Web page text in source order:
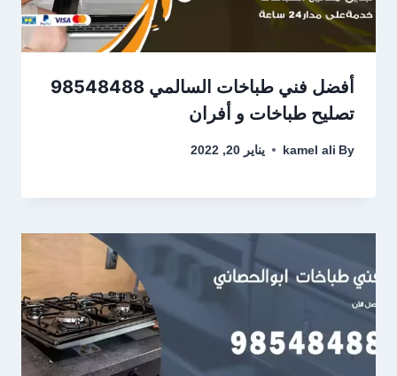
أفضل فني طباخات السالمي 98548488
تصليح طباخات و أفران
By
kamel ali يناير 20, 2022